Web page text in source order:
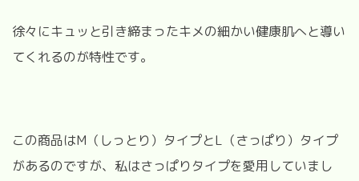
徐々にキュッと引き締まったキメの細かい健康肌へと導い
てくれるのが特性です。
この商品はM（しっとり）タイプとL（さっぱり）タイプ
があるのですが、私はさっぱりタイプを愛用していまし